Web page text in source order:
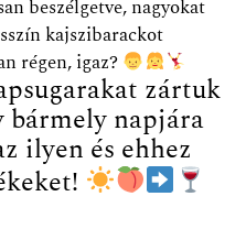
beszélgetve, nagyokat
kajszibarackot
régen, igaz?
zártuk
bármely napjára
ilyen és ehhez